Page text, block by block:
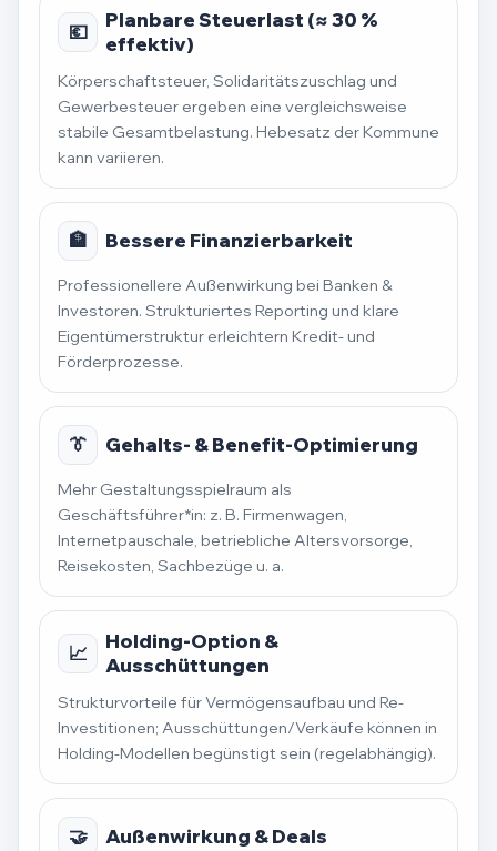
💶
Planbare Steuerlast (≈ 30 %
effektiv)
Körperschaftsteuer, Solidaritätszuschlag und
Gewerbesteuer ergeben eine vergleichsweise
stabile Gesamtbelastung. Hebesatz der Kommune
kann variieren.
🏦 Bessere Finanzierbarkeit
Professionellere Außenwirkung bei Banken &
Investoren. Strukturiertes Reporting und klare
Eigentümerstruktur erleichtern Kredit- und
Förderprozesse.
👔 Gehalts- & Benefit-Optimierung
Mehr Gestaltungsspielraum als
Geschäftsführer*in: z. B. Firmenwagen,
Internetpauschale, betriebliche Altersvorsorge,
Reisekosten, Sachbezüge u. a.
📈
Holding-Option &
Ausschüttungen
Strukturvorteile für Vermögensaufbau und Re-
Investitionen; Ausschüttungen/Verkäufe können in
Holding-Modellen begünstigt sein (regelabhängig).
🤝 Außenwirkung & Deals